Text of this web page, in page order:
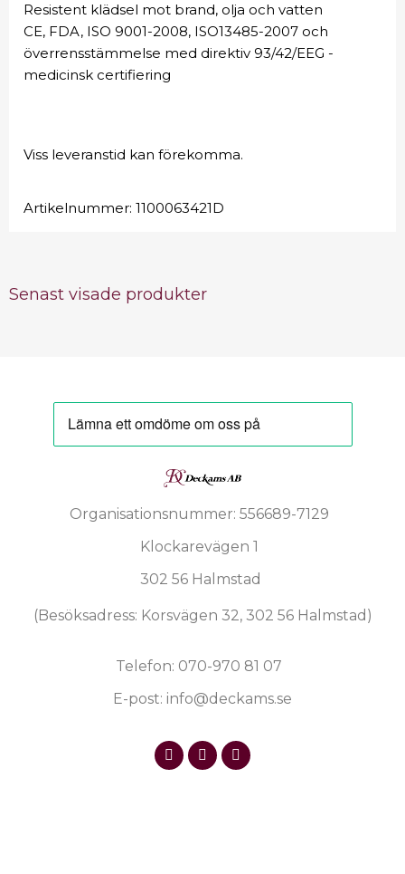
Resistent klädsel mot brand, olja och vatten
CE, FDA, ISO 9001-2008, ISO13485-2007 och
överrensstämmelse med direktiv 93/42/EEG -
medicinsk certifiering
Viss leveranstid kan förekomma.
Artikelnummer: 1100063421D
Senast visade produkter
Organisationsnummer: 556689-7129
Klockarevägen 1
302 56 Halmstad
(Besöksadress: Korsvägen 32, 302 56 Halmstad)
Telefon: 070-970 81 07
E-post: info@deckams.se